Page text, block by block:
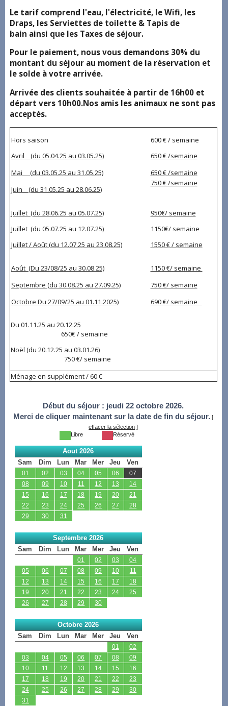
Le tarif comprend l'eau, l'électricité, le Wifi, les
Draps, les Serviettes de toilette & Tapis de
bain ainsi que les Taxes de séjour.
Pour le paiement, nous vous demandons 30% du
montant du séjour au moment de la réservation et
le solde à votre arrivée.
Arrivée des clients souhaitée à partir de 16h00 et
départ vers 10h00.Nos amis les animaux ne sont pas
acceptés.
Hors saison
Avril (du 05.04.25 au 03.05.25)
600 € / semaine
650 € /semaine
Mai (du 03.05.25 au 31.05.25)
650 € /semaine
Juin (du 31.05.25 au 28.06.25)
750 € /semaine
Juillet (du 28.06.25 au 05.07.25)
Juillet (du 05.07.25 au 12.07.25)
Juillet / Août (du 12.07.25 au 23.08.25)
950€/ semaine
1150€/ semaine
1550 € / semaine
Août (Du 23/08/25 au 30.08.25)
1150 €/ semaine
Septembre (du 30.08.25 au 27.09.25)
750 €/ semaine
Octobre Du 27/09/25 au 01.11.2025)
690 €/ semaine
Du 01.11.25 au 20.12.25
650€ / semaine
Noël (du 20.12.25 au 03.01.26)
750 €/ semaine
Ménage en supplément / 60 €
Début du séjour : jeudi 22 octobre 2026.
Merci de cliquer maintenant sur la date de fin du séjour. [
effacer la sélection ]
Libre
Réservé
Aout 2026
Sam
Dim Lun Mar Mer Jeu Ven
01 02 03 04 05 06
07
08
09 10 11 12 13
14
15
16 17 18 19 20
21
22
23 24 25 26 27
28
29
30 31
Septembre 2026
Sam
Dim Lun Mar Mer Jeu Ven
01 02 03
04
05
06 07 08 09 10
11
12
13 14 15 16 17
18
19
20 21 22 23 24
25
26
27 28 29 30
Octobre 2026
Sam
Dim Lun Mar Mer Jeu Ven
01
02
03
04 05 06 07 08
09
10
11 12 13 14 15
16
17
18 19 20 21 22
23
24
25 26 27 28 29
30
31